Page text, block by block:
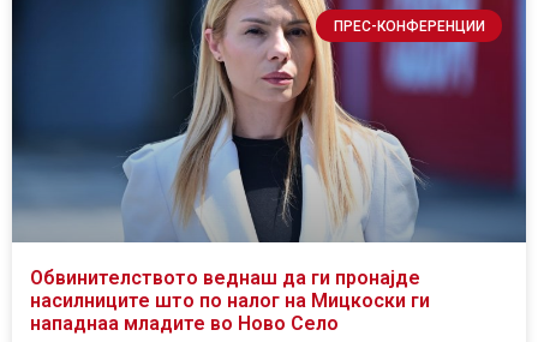
ПРЕС-КОНФЕРЕНЦИИ
Обвинителството веднаш да ги пронајде
насилниците што по налог на Мицкоски ги
нападнаа младите во Ново Село